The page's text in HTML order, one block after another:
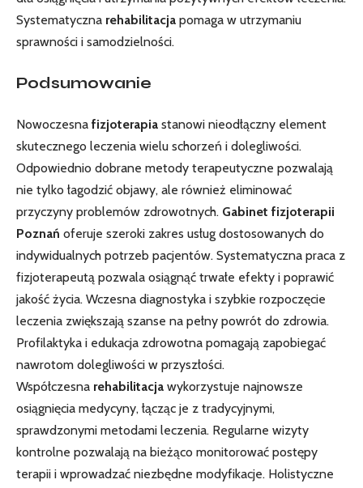
Systematyczna rehabilitacja pomaga w utrzymaniu
sprawności i samodzielności.
Podsumowanie
Nowoczesna fizjoterapia stanowi nieodłączny element
skutecznego leczenia wielu schorzeń i dolegliwości.
Odpowiednio dobrane metody terapeutyczne pozwalają
nie tylko łagodzić objawy, ale również eliminować
przyczyny problemów zdrowotnych. Gabinet fizjoterapii
Poznań oferuje szeroki zakres usług dostosowanych do
indywidualnych potrzeb pacjentów. Systematyczna praca z
fizjoterapeutą pozwala osiągnąć trwałe efekty i poprawić
jakość życia. Wczesna diagnostyka i szybkie rozpoczęcie
leczenia zwiększają szanse na pełny powrót do zdrowia.
Profilaktyka i edukacja zdrowotna pomagają zapobiegać
nawrotom dolegliwości w przyszłości.
Współczesna rehabilitacja wykorzystuje najnowsze
osiągnięcia medycyny, łącząc je z tradycyjnymi,
sprawdzonymi metodami leczenia. Regularne wizyty
kontrolne pozwalają na bieżąco monitorować postępy
terapii i wprowadzać niezbędne modyfikacje. Holistyczne